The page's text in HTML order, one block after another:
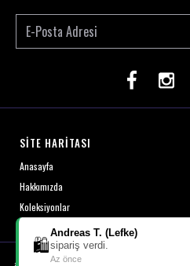
SİTE HARİTASI
Anasayfa
Hakkımızda
Koleksiyonlar
🛍️
Andreas T. (Lefke)
sipariş verdi.
Az önce